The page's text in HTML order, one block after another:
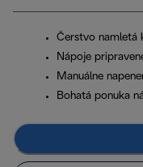
Čerstvo namletá
Nápoje
Manuálne
Bohatá ponuka